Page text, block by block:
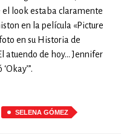
el look estaba claramente
en la película «Picture
en su Historia de
atuendo de hoy… Jennifer
SELENA GÓMEZ